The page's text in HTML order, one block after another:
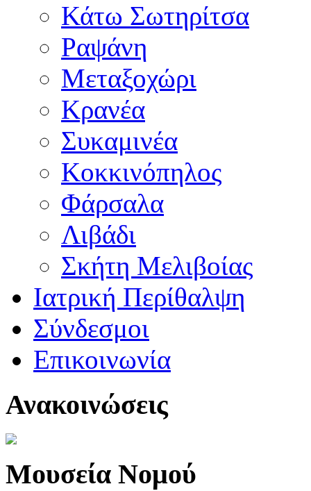
Κάτω Σωτηρίτσα
Ραψάνη
Μεταξοχώρι
Κρανέα
Συκαμινέα
Κοκκινόπηλος
Φάρσαλα
Λιβάδι
Σκήτη Μελιβοίας
Ιατρική Περίθαλψη
Σύνδεσμοι
Επικοινωνία
Ανακοινώσεις
Μουσεία Νομού